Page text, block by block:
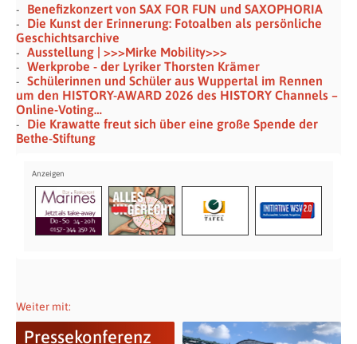
Benefizkonzert von SAX FOR FUN und SAXOPHORIA
Die Kunst der Erinnerung: Fotoalben als persönliche
Geschichtsarchive
Ausstellung | >>>Mirke Mobility>>>
Werkprobe - der Lyriker Thorsten Krämer
Schülerinnen und Schüler aus Wuppertal im Rennen
um den HISTORY-AWARD 2026 des HISTORY Channels –
Online-Voting…
Die Krawatte freut sich über eine große Spende der
Bethe-Stiftung
Weiter mit:
Pressekonferenz